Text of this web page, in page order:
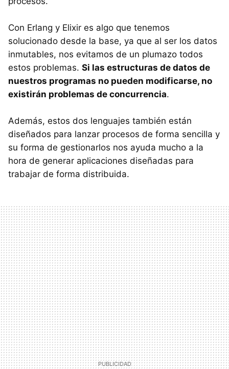
Con Erlang y Elixir es algo que tenemos
solucionado desde la base, ya que al ser los datos
inmutables, nos evitamos de un plumazo todos
estos problemas. Si las estructuras de datos de
nuestros programas no pueden modificarse, no
existirán problemas de concurrencia.
Además, estos dos lenguajes también están
diseñados para lanzar procesos de forma sencilla y
su forma de gestionarlos nos ayuda mucho a la
hora de generar aplicaciones diseñadas para
trabajar de forma distribuida.